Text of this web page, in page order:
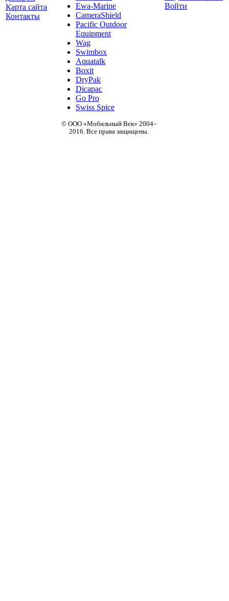
Карта сайта
Контакты
Ewa-Marine
CameraShield
Pacific Outdoor
Equipment
Wag
Swimbox
Aquatalk
Boxit
DryPak
Dicapac
Go Pro
Swiss Spice
© ООО «Мобильный Век» 2004–
2016. Все права защищены.
Войти